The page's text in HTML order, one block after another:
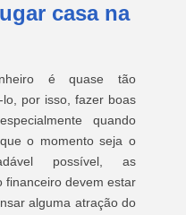
casa na
é quase tão
por isso, fazer boas
quando
o momento seja o
possível, as
financeiro devem estar
alguma atração do